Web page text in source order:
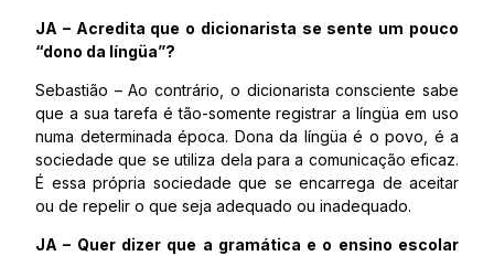
JA – Acredita que o dicionarista se sente um pouco
“dono da língüa”?
Sebastião – Ao contrário, o dicionarista consciente sabe
que a sua tarefa é tão-somente registrar a língüa em uso
numa determinada época. Dona da língüa é o povo, é a
sociedade que se utiliza dela para a comunicação eficaz.
É essa própria sociedade que se encarrega de aceitar
ou de repelir o que seja adequado ou inadequado.
JA – Quer dizer que a gramática e o ensino escolar